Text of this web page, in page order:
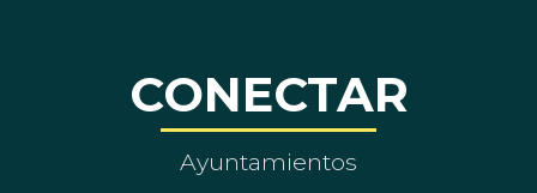
CONECTAR
Ayuntamientos